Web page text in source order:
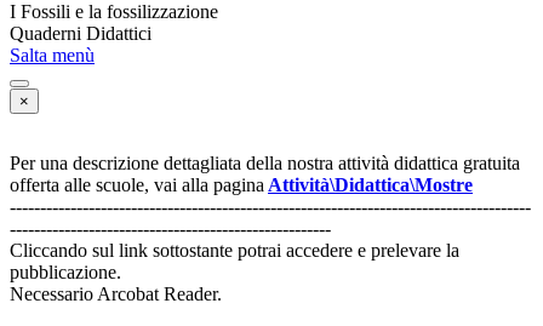
I Fossili e la fossilizzazione
Quaderni Didattici
Salta menù
×
Per una descrizione dettagliata della nostra attività didattica gratuita
offerta alle scuole, vai alla pagina Attività\Didattica\Mostre
--------------------------------------------------------------------------------------
-----------------------------------------------------
Cliccando sul link sottostante potrai accedere e prelevare la
pubblicazione.
Necessario Arcobat Reader.